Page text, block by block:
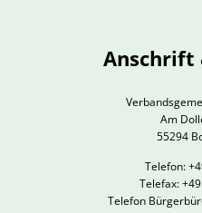
Anschrift
Am
55294
Telefon:
Telefax:
Telefon